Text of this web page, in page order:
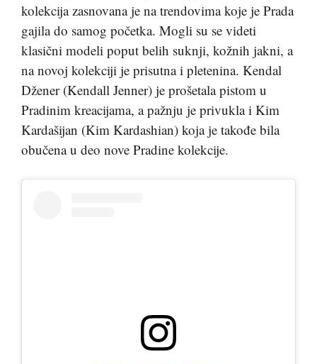
kolekcija zasnovana je na trendovima koje je Prada
gajila do samog početka. Mogli su se videti
klasični modeli poput belih suknji, kožnih jakni, a
na novoj kolekciji je prisutna i pletenina. Kendal
Džener (Kendall Jenner) je prošetala pistom u
Pradinim kreacijama, a pažnju je privukla i Kim
Kardašijan (Kim Kardashian) koja je takođe bila
obučena u deo nove Pradine kolekcije.